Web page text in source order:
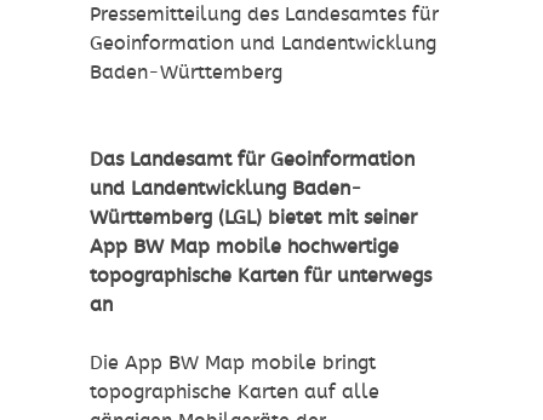
Pressemitteilung des Landesamtes für
Geoinformation und Landentwicklung
Baden-Württemberg
Das Landesamt für Geoinformation
und Landentwicklung Baden-
Württemberg (LGL) bietet mit seiner
App BW Map mobile hochwertige
topographische Karten für unterwegs
an
Die App BW Map mobile bringt
topographische Karten auf alle